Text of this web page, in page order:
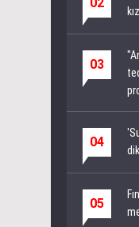
03
04
05